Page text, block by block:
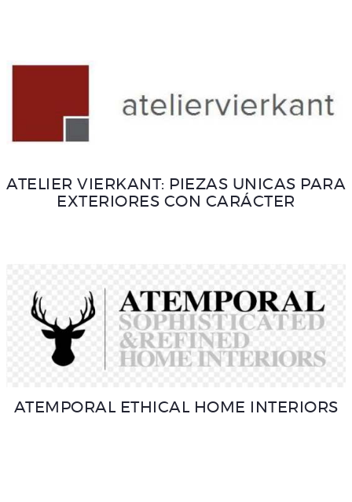
ATELIER VIERKANT: PIEZAS UNICAS PARA
EXTERIORES CON CARÁCTER
ATEMPORAL ETHICAL HOME INTERIORS